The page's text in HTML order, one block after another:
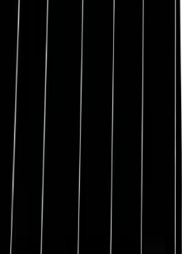
S&P Global
Der weltweit
Verkäufer von
Gewinnmargen
24.09.2021